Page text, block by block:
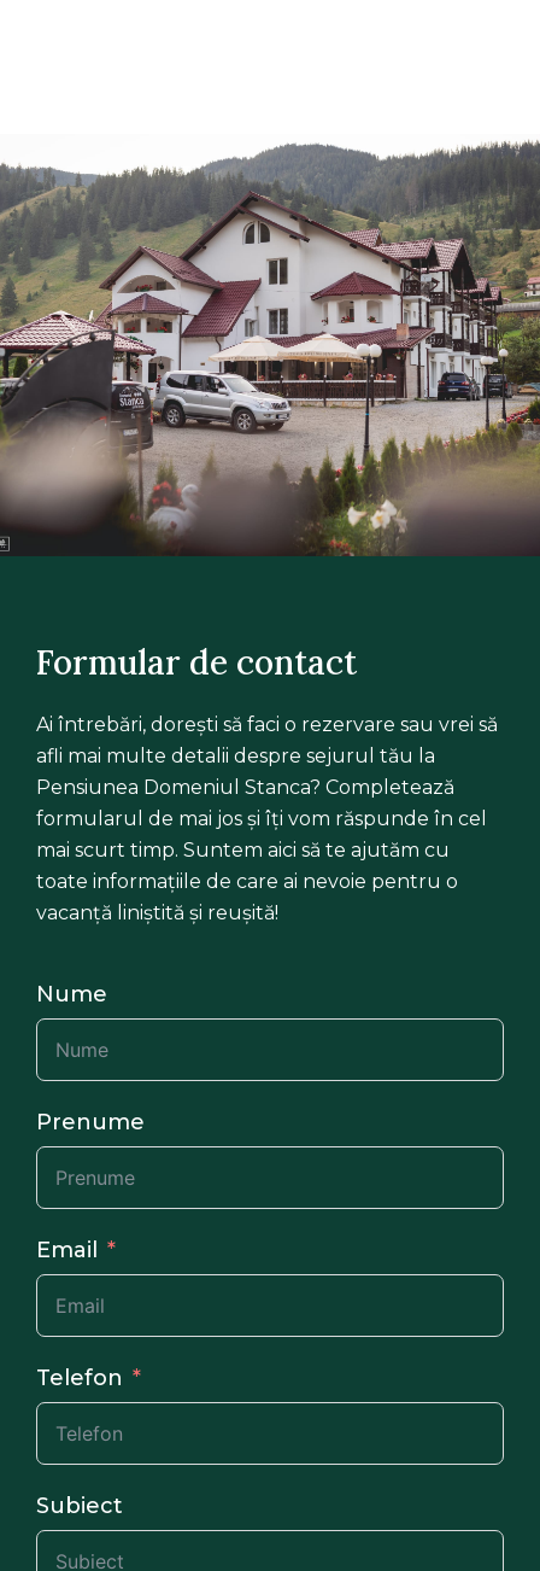
Formular de contact
Ai întrebări, dorești să faci o rezervare sau vrei să
afli mai multe detalii despre sejurul tău la
Pensiunea Domeniul Stanca? Completează
formularul de mai jos și îți vom răspunde în cel
mai scurt timp. Suntem aici să te ajutăm cu
toate informațiile de care ai nevoie pentru o
vacanță liniștită și reușită!
Nume
Prenume
Email
Telefon
Subiect